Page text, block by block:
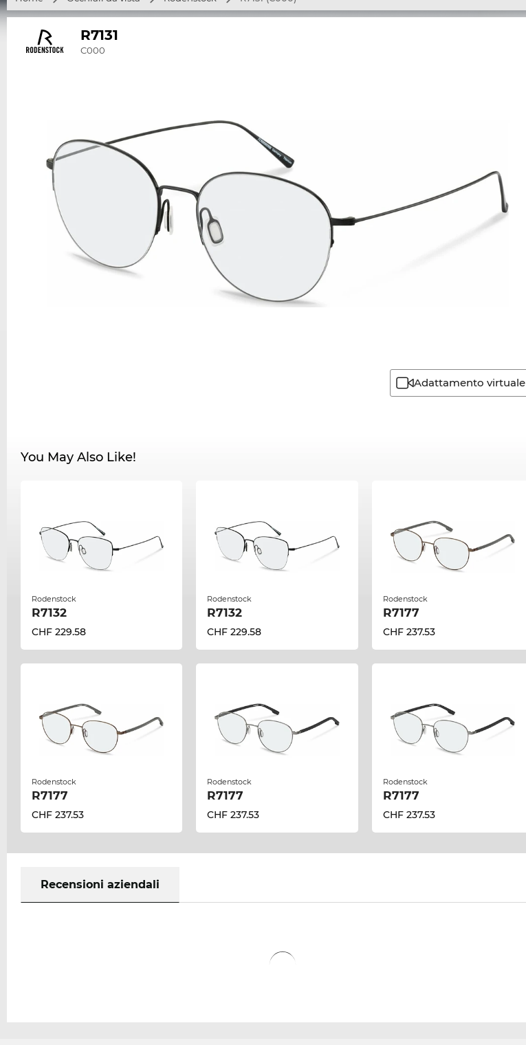
R7131
C000
Adattamento virtuale
You May Also Like!
Rodenstock
R7132
CHF 229.58
Rodenstock
R7132
CHF 229.58
Rodenstock
R7177
CHF 237.53
Rodenstock
R7177
CHF 237.53
Rodenstock
R7177
CHF 237.53
Rodenstock
R7177
CHF 237.53
Recensioni aziendali